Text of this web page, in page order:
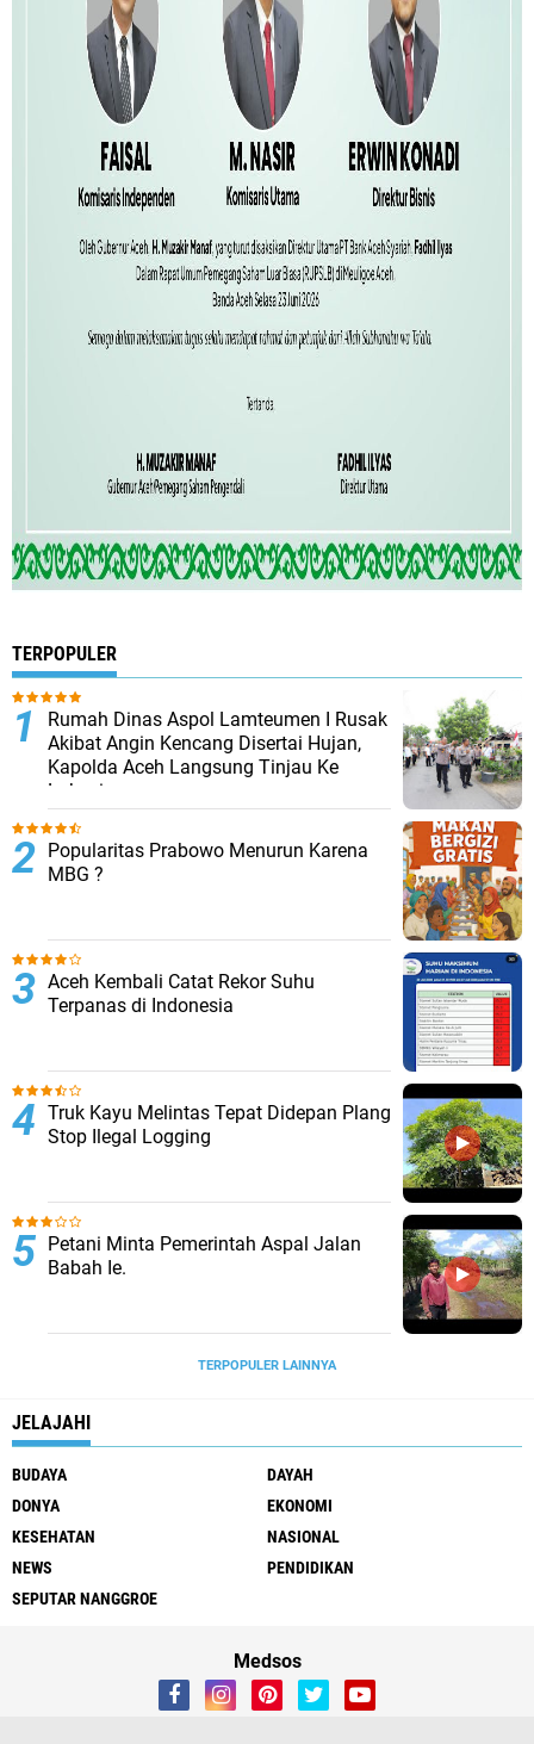
TERPOPULER
Rumah Dinas Aspol Lamteumen I Rusak
Akibat Angin Kencang Disertai Hujan,
Kapolda Aceh Langsung Tinjau Ke
Lokasi
Popularitas Prabowo Menurun Karena
MBG ?
Aceh Kembali Catat Rekor Suhu
Terpanas di Indonesia
Truk Kayu Melintas Tepat Didepan Plang
Stop Ilegal Logging
Petani Minta Pemerintah Aspal Jalan
Babah Ie.
TERPOPULER LAINNYA
JELAJAHI
BUDAYA
DAYAH
DONYA
EKONOMI
KESEHATAN
NASIONAL
NEWS
PENDIDIKAN
SEPUTAR NANGGROE
Medsos